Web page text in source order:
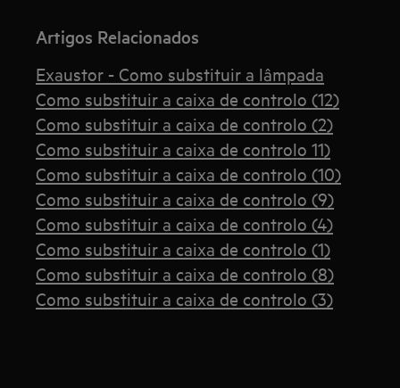
Artigos Relacionados
Exaustor - Como substituir a lâmpada
Como substituir a caixa de controlo (12)
Como substituir a caixa de controlo (2)
Como substituir a caixa de controlo 11)
Como substituir a caixa de controlo (10)
Como substituir a caixa de controlo (9)
Como substituir a caixa de controlo (4)
Como substituir a caixa de controlo (1)
Como substituir a caixa de controlo (8)
Como substituir a caixa de controlo (3)